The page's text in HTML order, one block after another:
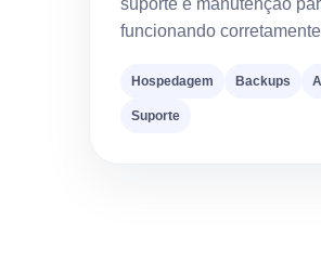
suporte e manutenção
funcionando
Hospedagem Backups
Suporte